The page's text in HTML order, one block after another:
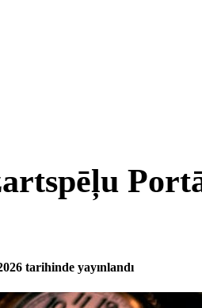
tarihinde yayınlandı